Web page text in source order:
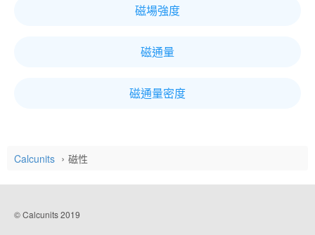
磁場強度
磁通量
磁通量密度
Calcunits 磁性
© Calcunits 2019